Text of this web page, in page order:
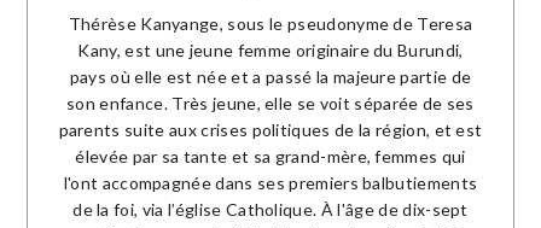
Thérèse Kanyange, sous le pseudonyme de Teresa
Kany, est une jeune femme originaire du Burundi,
pays où elle est née et a passé la majeure partie de
son enfance. Très jeune, elle se voit séparée de ses
parents suite aux crises politiques de la région, et est
élevée par sa tante et sa grand-mère, femmes qui
l'ont accompagnée dans ses premiers balbutiements
de la foi, via l’église Catholique. À l'âge de dix-sept